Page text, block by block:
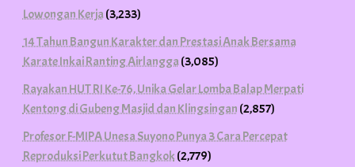
Lowongan Kerja(3,233)
14 Tahun Bangun Karakter dan Prestasi Anak Bersama
Karate Inkai Ranting Airlangga(3,085)
Rayakan HUT RI Ke-76, Unika Gelar Lomba Balap Merpati
Kentong di Gubeng Masjid dan Klingsingan (2,857)
Profesor F-MIPA Unesa Suyono Punya 3 Cara Percepat
Reproduksi Perkutut Bangkok (2,779)